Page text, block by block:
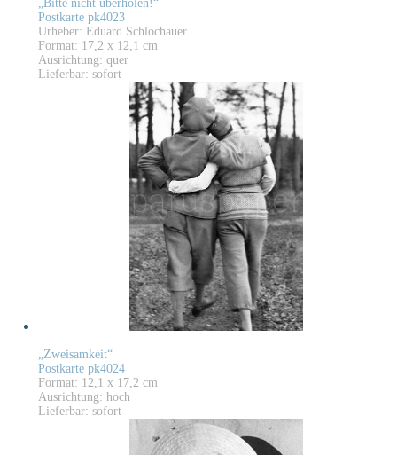
„Bitte nicht überholen!“
Postkarte pk4023
Urheber: Eduard Schlochauer
Format: 17,2 x 12,1 cm
Ausrichtung: quer
Lieferbar: sofort
„Zweisamkeit“
Postkarte pk4024
Format: 12,1 x 17,2 cm
Ausrichtung: hoch
Lieferbar: sofort